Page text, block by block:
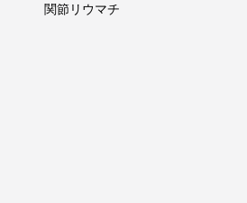
関節リウマチ